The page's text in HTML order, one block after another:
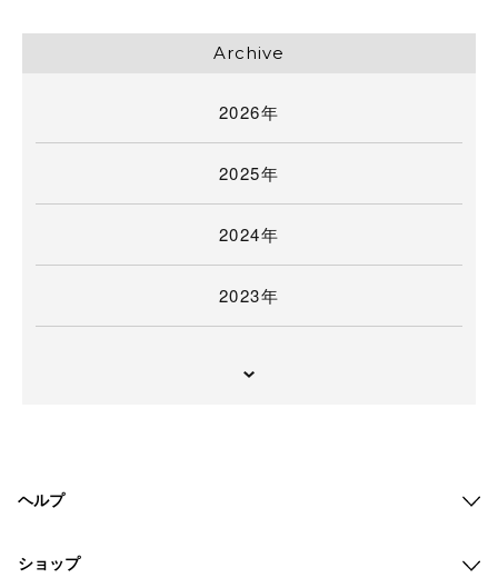
Archive
2026年
2025年
2024年
2023年
ヘルプ
ショップ